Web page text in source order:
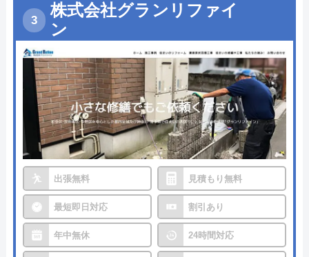
株式会社グランリファイ
ン
出張無料 見積もり無料
最短即日対応 割引あり
年中無休 24時間対応